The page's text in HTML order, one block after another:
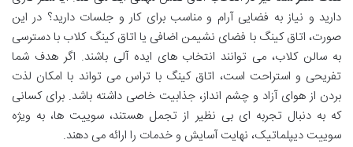
دارید و نیاز به فضایی آرام و مناسب برای کار و جلسات دارید؟ در این
صورت، اتاق کینگ با فضای نشیمن اضافی یا اتاق کینگ کلاب با دسترسی
به سالن کلاب، می توانند انتخاب های ایده آلی باشند. اگر هدف شما
تفریحی و استراحت است، اتاق کینگ با تراس می تواند با امکان لذت
بردن از هوای آزاد و چشم انداز، جذابیت خاصی داشته باشد. برای کسانی
که به دنبال تجربه ای بی نظیر از تجمل هستند، سوییت ها، به ویژه
سوییت دیپلماتیک، نهایت آسایش و خدمات را ارائه می دهند.